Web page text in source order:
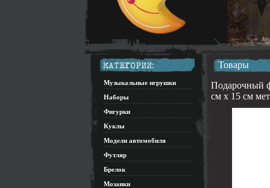
Музыкальные игрушки
Наборы
Фигурки
Куклы
Модели автомобиля
Футляр
Брелок
Мозаики
Товары
Подарочный
см х 15 см